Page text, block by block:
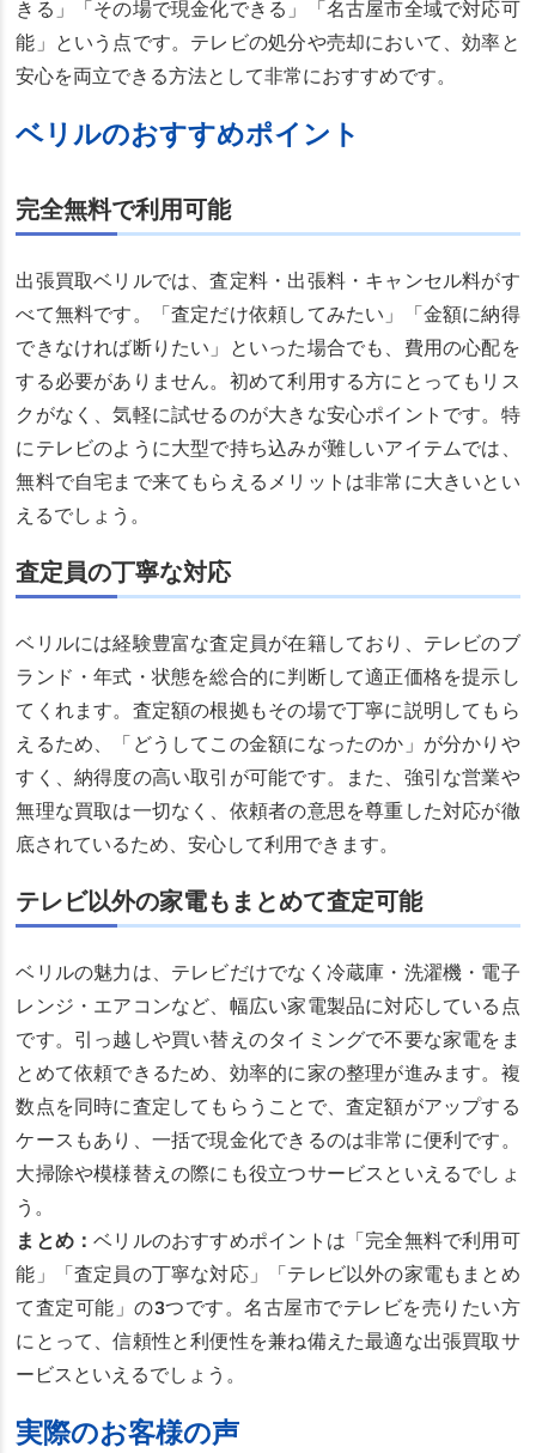
きる」「その場で現金化できる」「名古屋市全域で対応可
能」という点です。テレビの処分や売却において、効率と
安心を両立できる方法として非常におすすめです。
ベリルのおすすめポイント
完全無料で利用可能
出張買取ベリルでは、査定料・出張料・キャンセル料がす
べて無料です。「査定だけ依頼してみたい」「金額に納得
できなければ断りたい」といった場合でも、費用の心配を
する必要がありません。初めて利用する方にとってもリス
クがなく、気軽に試せるのが大きな安心ポイントです。特
にテレビのように大型で持ち込みが難しいアイテムでは、
無料で自宅まで来てもらえるメリットは非常に大きいとい
えるでしょう。
査定員の丁寧な対応
ベリルには経験豊富な査定員が在籍しており、テレビのブ
ランド・年式・状態を総合的に判断して適正価格を提示し
てくれます。査定額の根拠もその場で丁寧に説明してもら
えるため、「どうしてこの金額になったのか」が分かりや
すく、納得度の高い取引が可能です。また、強引な営業や
無理な買取は一切なく、依頼者の意思を尊重した対応が徹
底されているため、安心して利用できます。
テレビ以外の家電もまとめて査定可能
ベリルの魅力は、テレビだけでなく冷蔵庫・洗濯機・電子
レンジ・エアコンなど、幅広い家電製品に対応している点
です。引っ越しや買い替えのタイミングで不要な家電をま
とめて依頼できるため、効率的に家の整理が進みます。複
数点を同時に査定してもらうことで、査定額がアップする
ケースもあり、一括で現金化できるのは非常に便利です。
大掃除や模様替えの際にも役立つサービスといえるでしょ
う。
まとめ：ベリルのおすすめポイントは「完全無料で利用可
能」「査定員の丁寧な対応」「テレビ以外の家電もまとめ
て査定可能」の3つです。名古屋市でテレビを売りたい方
にとって、信頼性と利便性を兼ね備えた最適な出張買取サ
ービスといえるでしょう。
実際のお客様の声